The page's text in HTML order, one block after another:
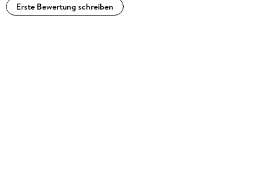
Erste Bewertung schreiben